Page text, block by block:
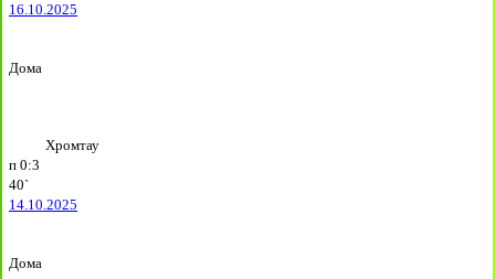
16.10.2025
Дома
Хромтау
п 0:3
40`
14.10.2025
Дома